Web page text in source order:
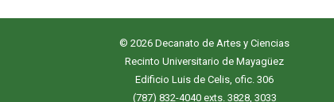
© 2026 Decanato de Artes y Ciencias
Recinto Universitario de Mayagüez
Edificio Luis de Celis, ofic. 306
(787) 832-4040 exts. 3828, 3033